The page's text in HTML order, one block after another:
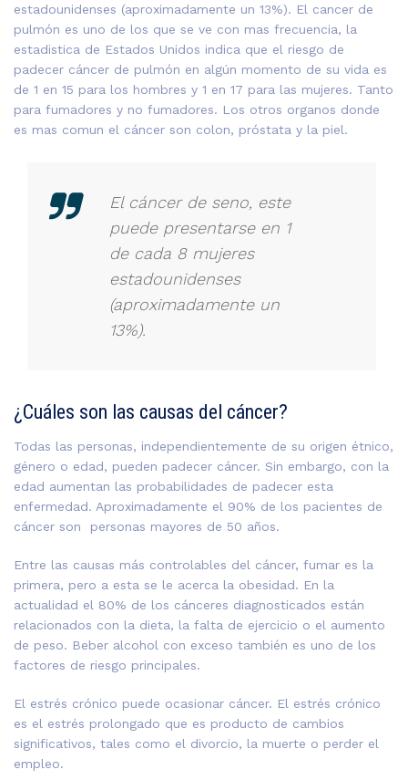
estadounidenses (aproximadamente un 13%). El cancer de
pulmón es uno de los que se ve con mas frecuencia, la
estadistica de Estados Unidos indica que el riesgo de
padecer cáncer de pulmón en algún momento de su vida es
de 1 en 15 para los hombres y 1 en 17 para las mujeres. Tanto
para fumadores y no fumadores. Los otros organos donde
es mas comun el cáncer son colon, próstata y la piel.
El cáncer de seno, este
puede presentarse en 1
de cada 8 mujeres
estadounidenses
(aproximadamente un
13%).
¿Cuáles son las causas del cáncer?
Todas las personas, independientemente de su origen étnico,
género o edad, pueden padecer cáncer. Sin embargo, con la
edad aumentan las probabilidades de padecer esta
enfermedad. Aproximadamente el 90% de los pacientes de
cáncer son
personas mayores de 50 años.
Entre las causas más controlables del cáncer, fumar es la
primera, pero a esta se le acerca la obesidad. En la
actualidad el 80% de los cánceres diagnosticados están
relacionados con la dieta, la falta de ejercicio o el aumento
de peso. Beber alcohol con exceso también es uno de los
factores de riesgo principales.
El estrés crónico puede ocasionar cáncer. El estrés crónico
es el estrés prolongado que es producto de cambios
significativos, tales como el divorcio, la muerte o perder el
empleo.